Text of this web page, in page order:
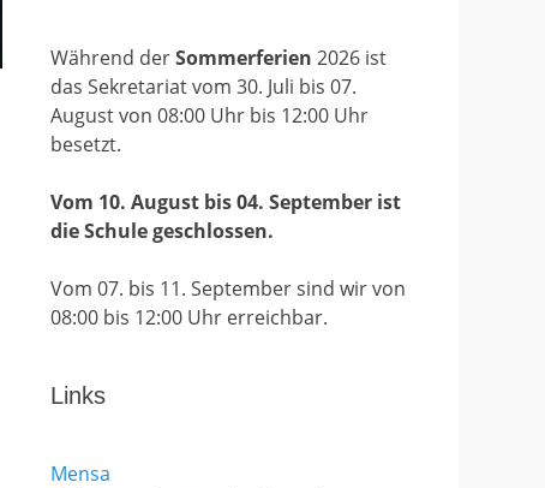
Während derSommerferien 2026 ist
das Sekretariat vom 30. Juli bis 07.
August von 08:00 Uhr bis 12:00 Uhr
besetzt.
Vom 10. August bis 04. September ist
die Schule geschlossen.
Vom 07. bis 11. September sind wir von
08:00 bis 12:00 Uhr erreichbar.
Links
Mensa